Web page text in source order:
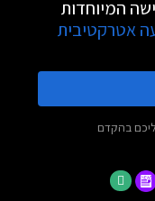
המיוחדות
אטרקטיבית
בהקדם